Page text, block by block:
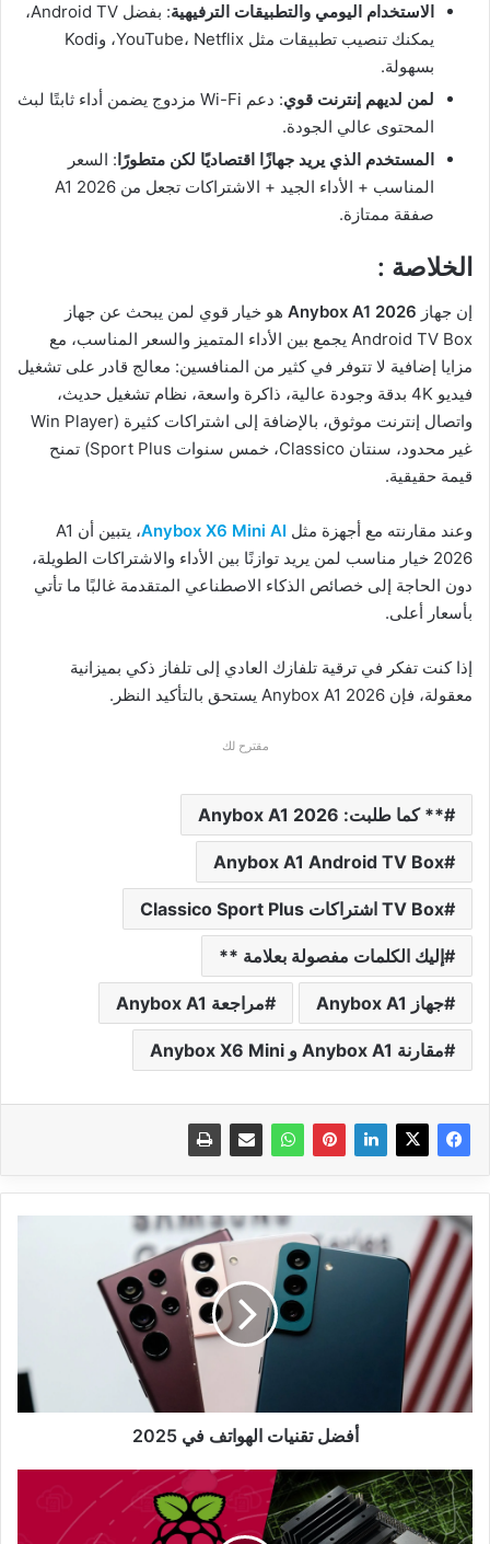
الاستخدام اليومي والتطبيقات الترفيهية
: بفضل Android TV،
يمكنك تنصيب تطبيقات مثل YouTube، Netflix، وKodi
بسهولة.
لمن لديهم إنترنت قوي
: دعم Wi-Fi مزدوج يضمن أداء ثابتًا لبث
المحتوى عالي الجودة.
المستخدم الذي يريد جهازًا اقتصاديًا لكن متطورًا : السعر
المناسب + الأداء الجيد + الاشتراكات تجعل من A1 2026
صفقة ممتازة.
الخلاصة :
إن جهاز Anybox A1 2026 هو خيار قوي لمن يبحث عن جهاز
Android TV Box يجمع بين الأداء المتميز والسعر المناسب، مع
مزايا إضافية لا تتوفر في كثير من المنافسين: معالج قادر على تشغيل
فيديو 4K بدقة وجودة عالية، ذاكرة واسعة، نظام تشغيل حديث،
واتصال إنترنت موثوق، بالإضافة إلى اشتراكات كثيرة (Win Player
غير محدود، سنتان Classico، خمس سنوات Sport Plus) تمنح
قيمة حقيقية.
وعند مقارنته مع أجهزة مثل Anybox X6 Mini AI
، يتبين أن A1
2026 خيار مناسب لمن يريد توازنًا بين الأداء والاشتراكات الطويلة،
دون الحاجة إلى خصائص الذكاء الاصطناعي المتقدمة غالبًا ما تأتي
بأسعار أعلى.
إذا كنت تفكر في ترقية تلفازك العادي إلى تلفاز ذكي بميزانية
معقولة، فإن Anybox A1 2026 يستحق بالتأكيد النظر.
مقترح لك
** كما طلبت: Anybox A1 2026
Anybox A1 Android TV Box
TV Box اشتراكات Classico Sport Plus
إليك الكلمات مفصولة بعلامة **
جهاز Anybox A1 مراجعة Anybox A1
مقارنة Anybox A1 و Anybox X6 Mini
أفضل
تقنيات
الهواتف
في
2025
أفضل تقنيات الهواتف في 2025
مقارنة
شاملة
بين